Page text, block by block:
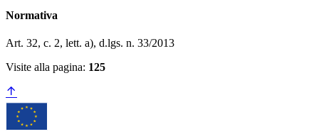
Normativa
Art. 32, c. 2, lett. a), d.lgs. n. 33/2013
Visite alla pagina: 125